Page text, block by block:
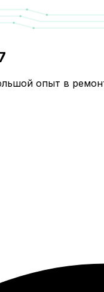
опыт в